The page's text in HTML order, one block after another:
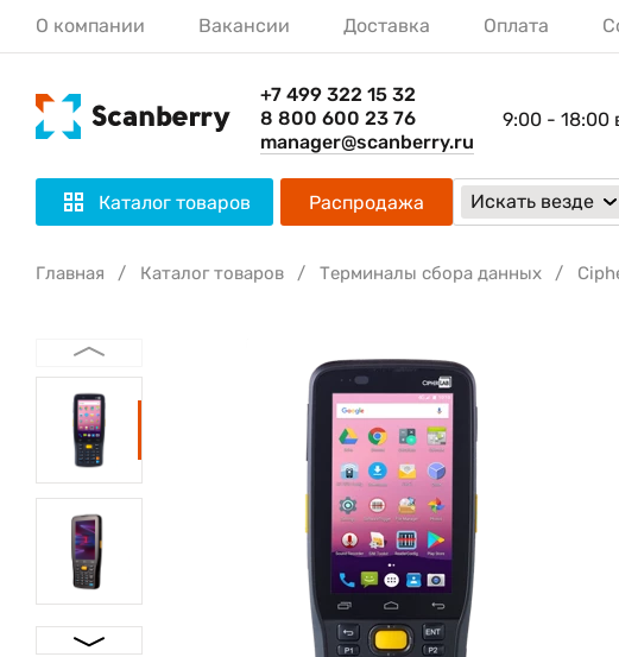
О компании Вакансии Доставка Оплата
+7 499 322 15 32
8 800 600 23 76
manager@scanberry.ru
9:00 - 18:00
Каталог товаров Распродажа Искать везде
Главная Каталог товаров Терминалы сбора данных